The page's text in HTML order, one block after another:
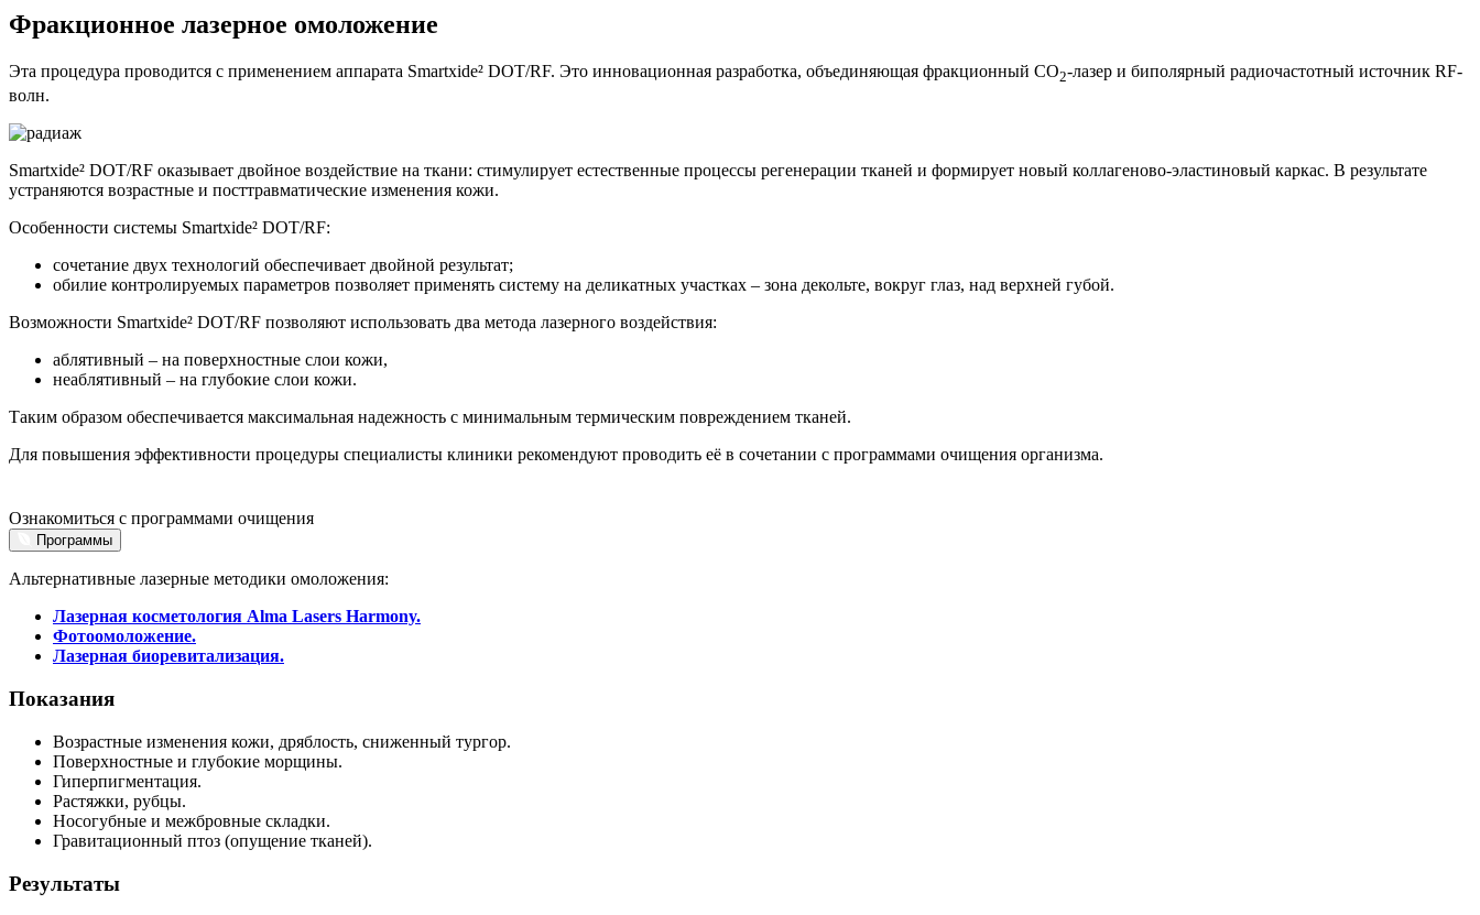
Фракционное лазерное омоложение
Эта процедура проводится с применением аппарата Smartxide² DOT/RF. Это инновационная разработка, объединяющая фракционный CO2-лазер и биполярный радиочастотный источник RF-
волн.
Smartxide² DOT/RF оказывает двойное воздействие на ткани: стимулирует естественные процессы регенерации тканей и формирует новый коллагеново-эластиновый каркас. В результате
устраняются возрастные и посттравматические изменения кожи.
Особенности системы Smartxide² DOT/RF:
сочетание двух технологий обеспечивает двойной результат;
обилие контролируемых параметров позволяет применять систему на деликатных участках – зона декольте, вокруг глаз, над верхней губой.
Возможности Smartxide² DOT/RF позволяют использовать два метода лазерного воздействия:
аблятивный – на поверхностные слои кожи,
неаблятивный – на глубокие слои кожи.
Таким образом обеспечивается максимальная надежность с минимальным термическим повреждением тканей.
Для повышения эффективности процедуры специалисты клиники рекомендуют проводить её в сочетании с программами очищения организма.
Ознакомиться с программами очищения
Программы
Альтернативные лазерные методики омоложения:
Лазерная косметология Alma Lasers Harmony.
Фотоомоложение.
Лазерная биоревитализация.
Показания
Возрастные изменения кожи, дряблость, сниженный тургор.
Поверхностные и глубокие морщины.
Гиперпигментация.
Растяжки, рубцы.
Носогубные и межбровные складки.
Гравитационный птоз (опущение тканей).
Результаты